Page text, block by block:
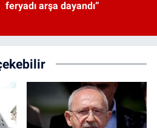
feryadı arşa dayandı”